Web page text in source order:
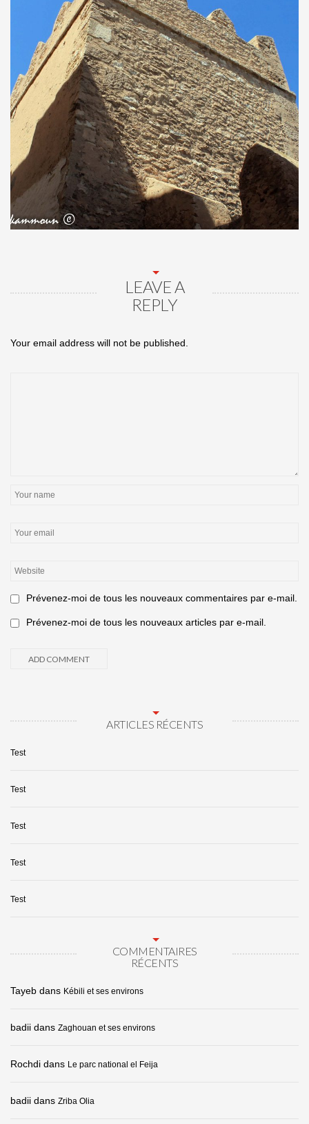
LEAVE A
REPLY
Your email address will not be published.
Prévenez-moi de tous les nouveaux commentaires par e-mail.
Prévenez-moi de tous les nouveaux articles par e-mail.
ARTICLES RÉCENTS
Test
Test
Test
Test
Test
COMMENTAIRES
RÉCENTS
Tayeb dans Kébili et ses environs
badii dans Zaghouan et ses environs
Rochdi dans Le parc national el Feija
badii dans Zriba Olia